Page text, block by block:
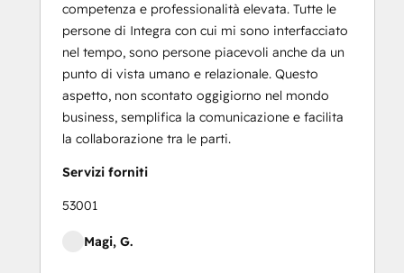
competenza e professionalità elevata. Tutte le
persone di Integra con cui mi sono interfacciato
nel tempo, sono persone piacevoli anche da un
punto di vista umano e relazionale. Questo
aspetto, non scontato oggigiorno nel mondo
business, semplifica la comunicazione e facilita
la collaborazione tra le parti.
Servizi forniti
53001
Magi, G.